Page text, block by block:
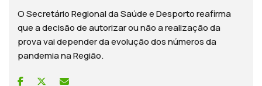
O Secretário Regional da Saúde e Desporto reafirma
que a decisão de autorizar ou não a realização da
prova vai depender da evolução dos números da
pandemia na Região.